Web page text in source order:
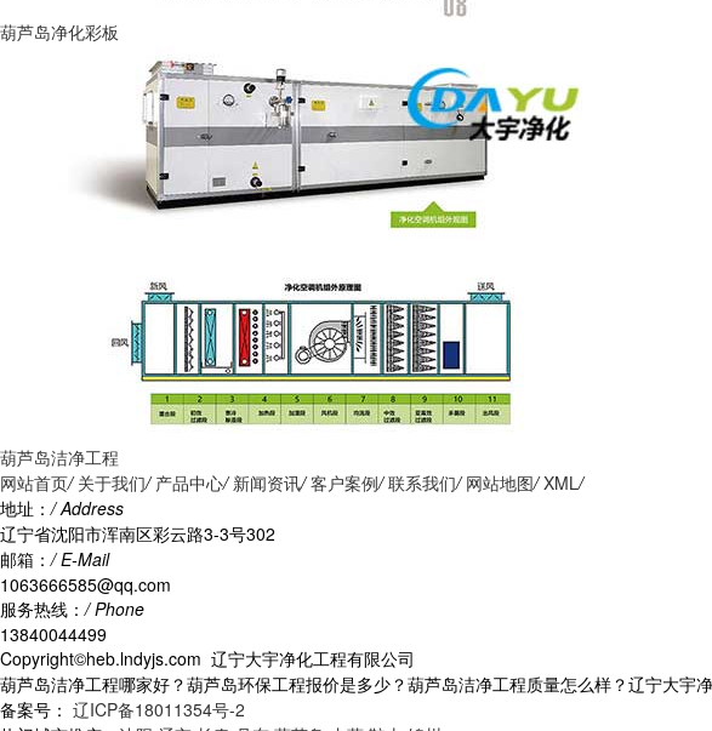
葫芦岛净化彩板
葫芦岛洁净工程
网站首页/ 关于我们/ 产品中心/ 新闻资讯/ 客户案例/ 联系我们/ 网站地图/ XML/
地址：/ Address
辽宁省沈阳市浑南区彩云路3-3号302
邮箱：/ E-Mail
1063666585@qq.com
服务热线：/ Phone
13840044499
Copyright©heb.lndyjs.com 辽宁大宇净化工程有限公司
葫芦岛洁净工程哪家好？葫芦岛环保工程报价是多少？葫芦岛洁净工程质量怎么样？辽宁大
备案号： 辽ICP备18011354号-2